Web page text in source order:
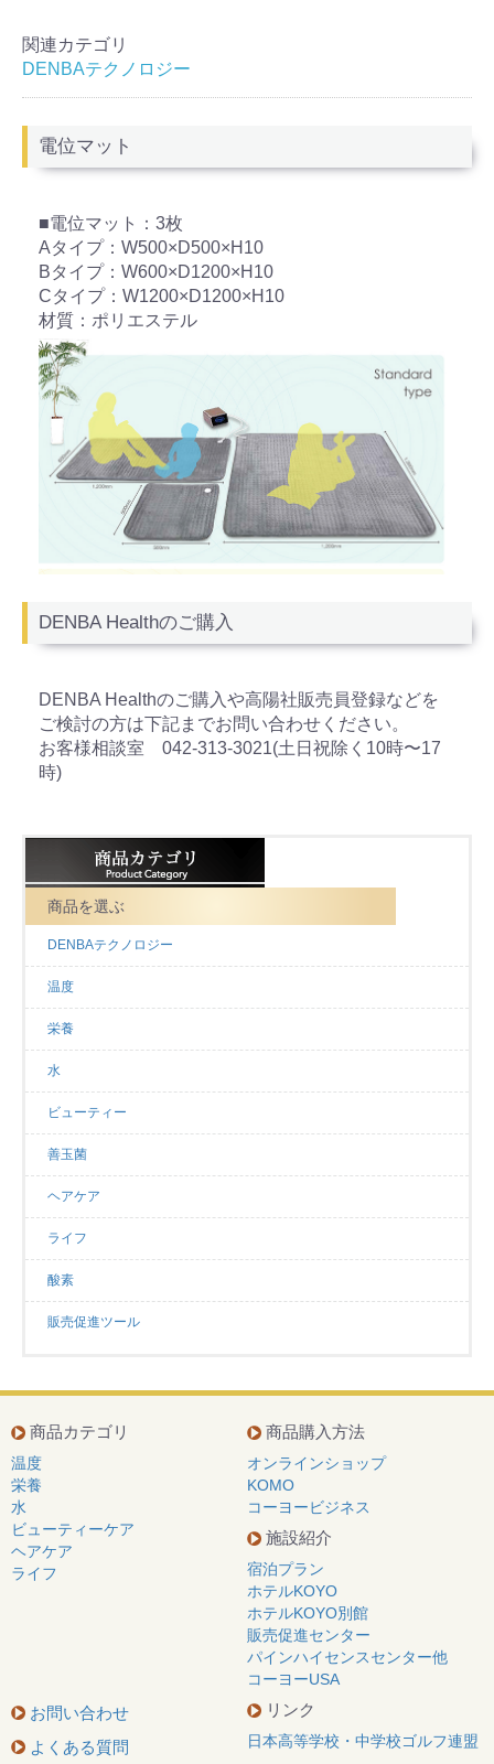
関連カテゴリ
DENBAテクノロジー
お買い物を続ける カートへ進む
電位マット
■電位マット：3枚
Aタイプ：W500×D500×H10
Bタイプ：W600×D1200×H10
Cタイプ：W1200×D1200×H10
材質：ポリエステル
DENBA Healthのご購入
DENBA Healthのご購入や高陽社販売員登録などを
ご検討の方は下記までお問い合わせください。
お客様相談室 042-313-3021(土日祝除く10時〜17
時)
商品を選ぶ
DENBAテクノロジー
温度
栄養
水
ビューティー
善玉菌
ヘアケア
ライフ
酸素
販売促進ツール
商品カテゴリ
温度
栄養
水
ビューティーケア
ヘアケア
ライフ
商品購入方法
オンラインショップ
KOMO
コーヨービジネス
施設紹介
宿泊プラン
ホテルKOYO
ホテルKOYO別館
販売促進センター
パインハイセンスセンター他
コーヨーUSA
お問い合わせ
よくある質問
リンク
日本高等学校・中学校ゴルフ連盟